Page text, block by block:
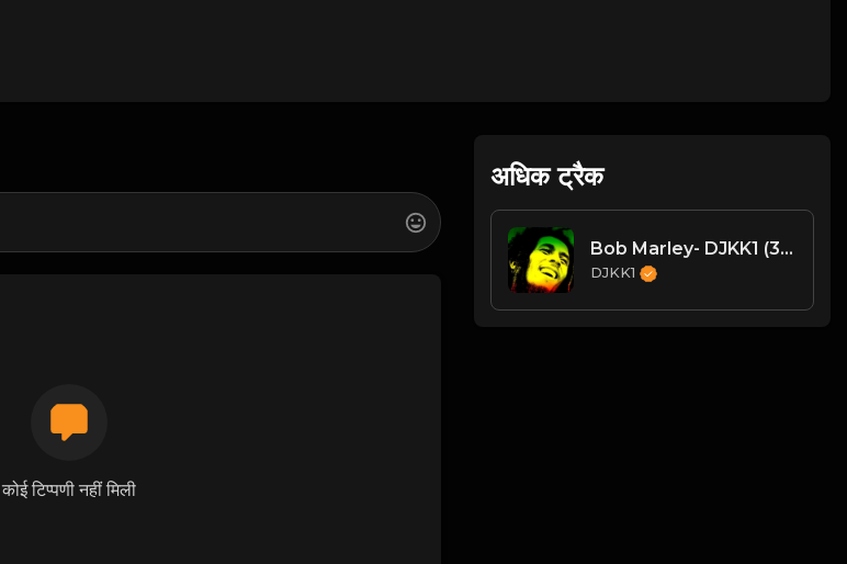
कोई टिप्पणी नहीं मिली
अधिक ट्रैक
Bob Marley- DJKK1 (30 Mins Megamix)
DJKK1